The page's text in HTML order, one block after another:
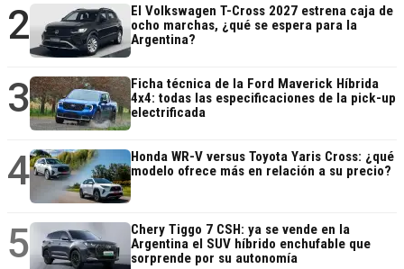
2
El Volkswagen T-Cross 2027 estrena caja de
ocho marchas, ¿qué se espera para la
Argentina?
3
Ficha técnica de la Ford Maverick Híbrida
4x4: todas las especificaciones de la pick-up
electrificada
4
Honda WR-V versus Toyota Yaris Cross: ¿qué
modelo ofrece más en relación a su precio?
5
Chery Tiggo 7 CSH: ya se vende en la
Argentina el SUV híbrido enchufable que
sorprende por su autonomía